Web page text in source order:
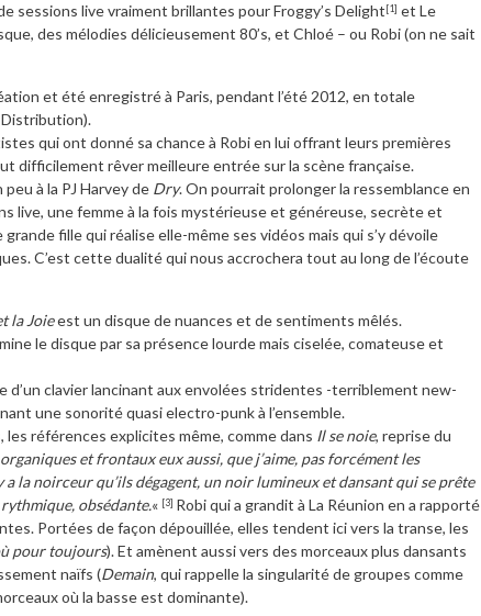
sessions live vraiment brillantes pour Froggy’s Delight[1] et Le
des mélodies délicieusement 80’s, et Chloé – ou Robi (on ne sait
et été enregistré à Paris, pendant l’été 2012, en totale
Distribution).
qui ont donné sa chance à Robi en lui offrant leurs premières
difficilement rêver meilleure entrée sur la scène française.
à la PJ Harvey de Dry. On pourrait prolonger la ressemblance en
live, une femme à la fois mystérieuse et généreuse, secrète et
fille qui réalise elle-même ses vidéos mais qui s’y dévoile
C’est cette dualité qui nous accrochera tout au long de l’écoute
la Joieest un disque de nuances et de sentiments mêlés.
le disque par sa présence lourde mais ciselée, comateuse et
d’un clavier lancinant aux envolées stridentes -terriblement new-
une sonorité quasi electro-punk à l’ensemble.
références explicites même, comme dans Il se noie, reprise du
et frontaux eux aussi, que j’aime, pas forcément les
la noirceur qu’ils dégagent, un noir lumineux et dansant qui se prête
obsédante.« [3] Robi qui a grandit à La Réunion en a rapporté
Portées de façon dépouillée, elles tendent ici vers la transe, les
pour toujours). Et amènent aussi vers des morceaux plus dansants
naïfs (Demain, qui rappelle la singularité de groupes comme
où la basse est dominante).